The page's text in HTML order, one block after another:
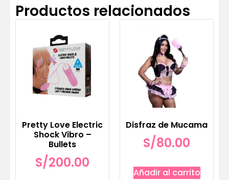
Productos relacionados
Pretty Love Electric
Shock Vibro –
Bullets
S/200.00
Disfraz de Mucama
S/80.00
Añadir al carrito